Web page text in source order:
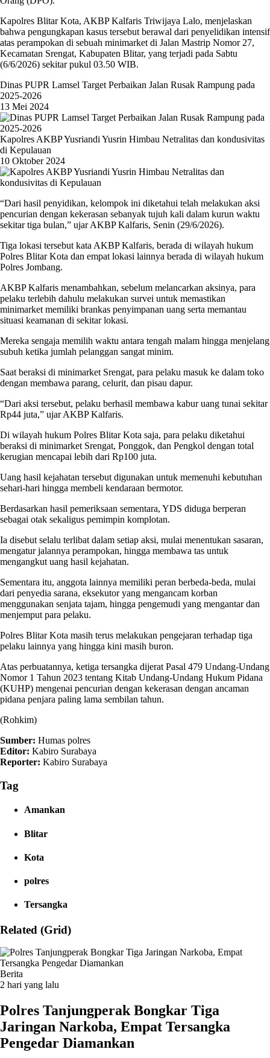
Kapolres Blitar Kota, AKBP Kalfaris Triwijaya Lalo, menjelaskan
bahwa pengungkapan kasus tersebut berawal dari penyelidikan intensif
atas perampokan di sebuah minimarket di Jalan Mastrip Nomor 27,
Kecamatan Srengat, Kabupaten Blitar, yang terjadi pada Sabtu
(6/6/2026) sekitar pukul 03.50 WIB.
Dinas PUPR Lamsel Target Perbaikan Jalan Rusak Rampung pada
2025-2026
13 Mei 2024
Kapolres AKBP Yusriandi Yusrin Himbau Netralitas dan kondusivitas
di Kepulauan
10 Oktober 2024
“Dari hasil penyidikan, kelompok ini diketahui telah melakukan aksi
pencurian dengan kekerasan sebanyak tujuh kali dalam kurun waktu
sekitar tiga bulan,” ujar AKBP Kalfaris, Senin (29/6/2026).
Tiga lokasi tersebut kata AKBP Kalfaris, berada di wilayah hukum
Polres Blitar Kota dan empat lokasi lainnya berada di wilayah hukum
Polres Jombang.
AKBP Kalfaris menambahkan, sebelum melancarkan aksinya, para
pelaku terlebih dahulu melakukan survei untuk memastikan
minimarket memiliki brankas penyimpanan uang serta memantau
situasi keamanan di sekitar lokasi.
Mereka sengaja memilih waktu antara tengah malam hingga menjelang
subuh ketika jumlah pelanggan sangat minim.
Saat beraksi di minimarket Srengat, para pelaku masuk ke dalam toko
dengan membawa parang, celurit, dan pisau dapur.
“Dari aksi tersebut, pelaku berhasil membawa kabur uang tunai sekitar
Rp44 juta,” ujar AKBP Kalfaris.
Di wilayah hukum Polres Blitar Kota saja, para pelaku diketahui
beraksi di minimarket Srengat, Ponggok, dan Pengkol dengan total
kerugian mencapai lebih dari Rp100 juta.
Uang hasil kejahatan tersebut digunakan untuk memenuhi kebutuhan
sehari-hari hingga membeli kendaraan bermotor.
Berdasarkan hasil pemeriksaan sementara, YDS diduga berperan
sebagai otak sekaligus pemimpin komplotan.
Ia disebut selalu terlibat dalam setiap aksi, mulai menentukan sasaran,
mengatur jalannya perampokan, hingga membawa tas untuk
mengangkut uang hasil kejahatan.
Sementara itu, anggota lainnya memiliki peran berbeda-beda, mulai
dari penyedia sarana, eksekutor yang mengancam korban
menggunakan senjata tajam, hingga pengemudi yang mengantar dan
menjemput para pelaku.
Polres Blitar Kota masih terus melakukan pengejaran terhadap tiga
pelaku lainnya yang hingga kini masih buron.
Atas perbuatannya, ketiga tersangka dijerat Pasal 479 Undang-Undang
Nomor 1 Tahun 2023 tentang Kitab Undang-Undang Hukum Pidana
(KUHP) mengenai pencurian dengan kekerasan dengan ancaman
pidana penjara paling lama sembilan tahun.
(Rohkim)
Sumber: Humas polres
Editor: Kabiro Surabaya
Reporter: Kabiro Surabaya
Tag
Amankan
Blitar
Kota
polres
Tersangka
Related (Grid)
Berita
2 hari yang lalu
Polres Tanjungperak Bongkar Tiga
Jaringan Narkoba, Empat Tersangka
Pengedar Diamankan